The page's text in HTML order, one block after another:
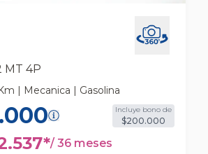
Lx Ac 4x2 Mt 4p Automovil
MT 4P
| Mecanica | Gasolina
Incluye bono de
$200.000
*/ 36 meses